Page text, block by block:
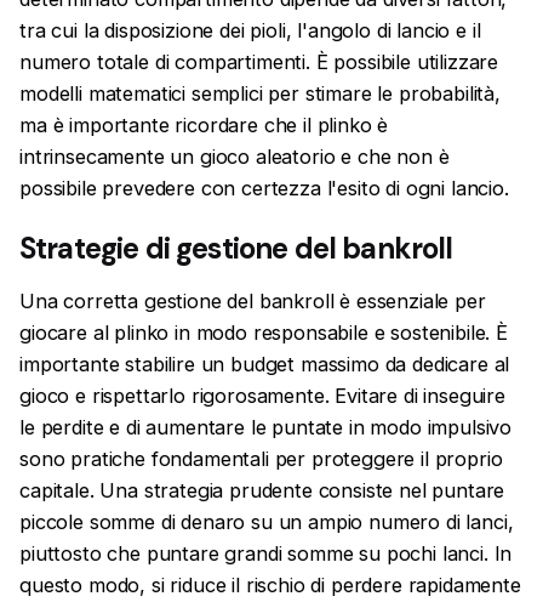
tra cui la disposizione dei pioli, l'angolo di lancio e il
numero totale di compartimenti. È possibile utilizzare
modelli matematici semplici per stimare le probabilità,
ma è importante ricordare che il plinko è
intrinsecamente un gioco aleatorio e che non è
possibile prevedere con certezza l'esito di ogni lancio.
Strategie di gestione del bankroll
Una corretta gestione del bankroll è essenziale per
giocare al plinko in modo responsabile e sostenibile. È
importante stabilire un budget massimo da dedicare al
gioco e rispettarlo rigorosamente. Evitare di inseguire
le perdite e di aumentare le puntate in modo impulsivo
sono pratiche fondamentali per proteggere il proprio
capitale. Una strategia prudente consiste nel puntare
piccole somme di denaro su un ampio numero di lanci,
piuttosto che puntare grandi somme su pochi lanci. In
questo modo, si riduce il rischio di perdere rapidamente